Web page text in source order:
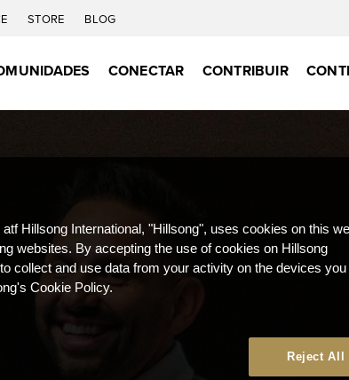
STORE BLOG
CONECTAR CONTRIBUIR
atf Hillsong International, "Hillsong", uses cookies on this
websites. By accepting the use of cookies on Hillsong
collect and use data from your activity on the devices you
Cookie Policy.
Reject All